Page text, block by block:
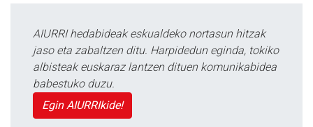
AIURRI hedabideak eskualdeko nortasun hitzak
jaso eta zabaltzen ditu. Harpidedun eginda, tokiko
albisteak euskaraz lantzen dituen komunikabidea
babestuko duzu.
Egin AIURRIkide!